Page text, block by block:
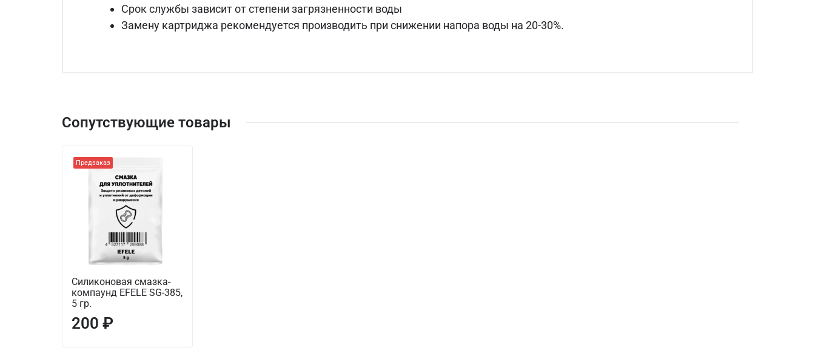
Срок службы зависит от степени загрязненности воды
Замену картриджа рекомендуется производить при снижении напора воды на 20-30%.
Сопутствующие товары
Предзаказ
Силиконовая смазка-
компаунд EFELE SG-385,
5 гр.
200 ₽